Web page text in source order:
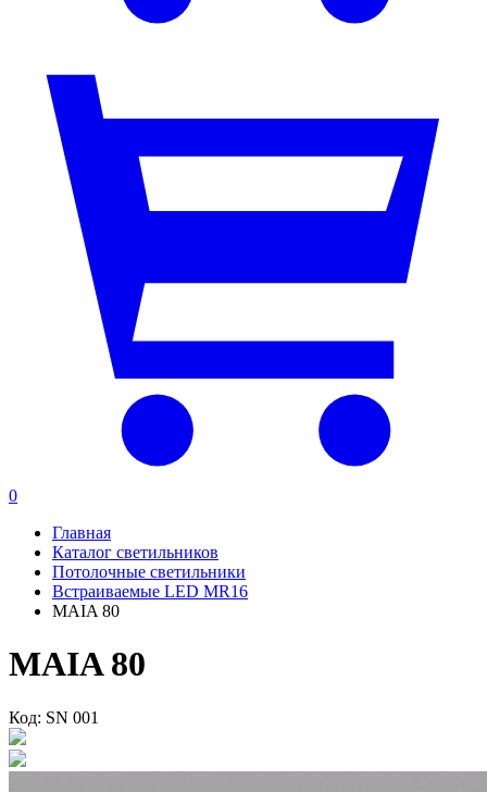
0
Главная
Каталог светильников
Потолочные светильники
Встраиваемые LED MR16
MAIA 80
MAIA 80
Код: SN 001